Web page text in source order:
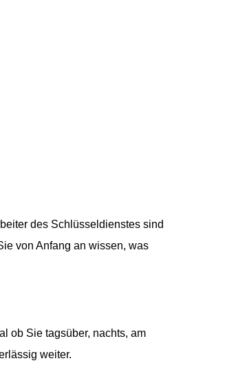
des Schlüsseldienstes sind
von Anfang an wissen, was
ob Sie tagsüber, nachts, am
weiter.